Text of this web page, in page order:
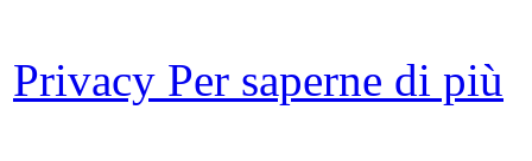
Privacy Per saperne di più